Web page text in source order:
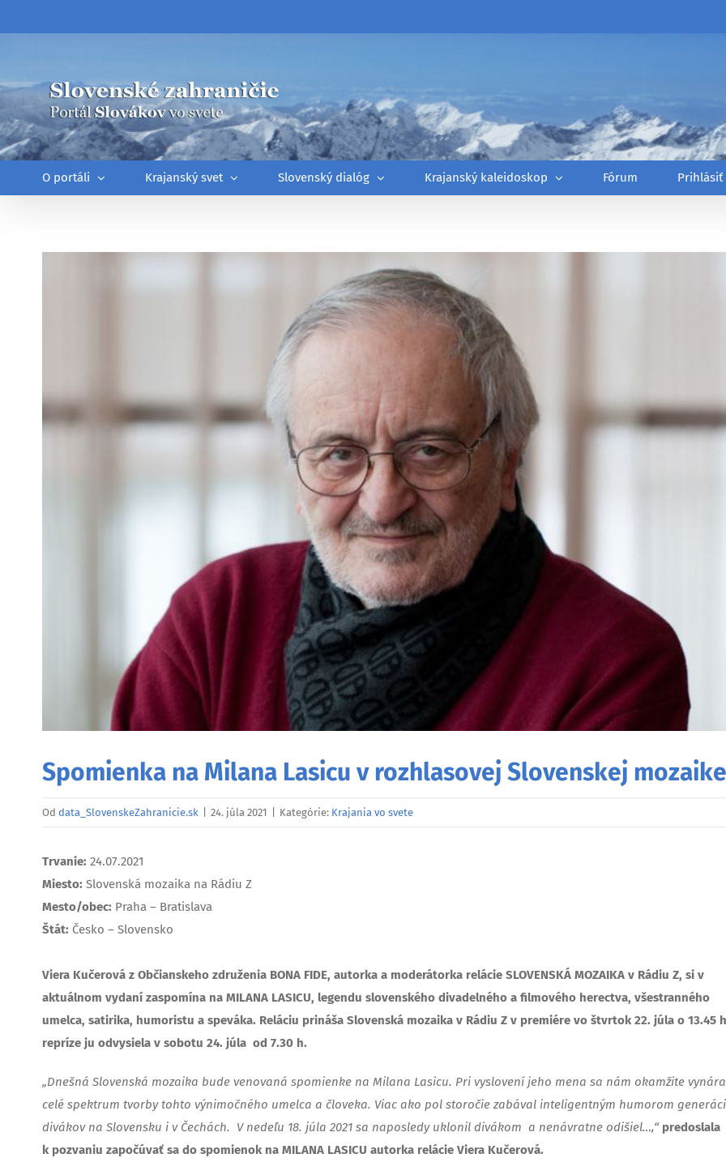
to
O portáli Krajanský svet Slovenský dialóg Krajanský kaleidoskop Fórum Prihlásiť
Spomienka na Milana Lasicu v rozhlasovej Slovenskej mozaike
Od data_SlovenskeZahranicie.sk 24. júla 2021 Kategórie: Krajania vo svete
Trvanie: 24.07.2021
Miesto: Slovenská mozaika na Rádiu Z
Mesto/obec: Praha – Bratislava
Štát: Česko – Slovensko
Viera Kučerová z Občianskeho združenia BONA FIDE, autorka a moderátorka relácie SLOVENSKÁ MOZAIKA v Rádiu Z, si v
aktuálnom vydaní zaspomína na MILANA LASICU, legendu slovenského divadelného a filmového herectva, všestranného
umelca, satirika, humoristu a speváka. Reláciu prináša Slovenská mozaika v Rádiu Z v premiére vo štvrtok 22. júla o 13.45
repríze ju odvysiela v sobotu 24. júla od 7.30 h.
„Dnešná Slovenská mozaika bude venovaná spomienke na Milana Lasicu. Pri vyslovení jeho mena sa nám okamžite vynára
celé spektrum tvorby tohto výnimočného umelca a človeka. Viac ako pol storočie zabával inteligentným humorom
divákov na Slovensku i v Čechách. V nedeľu 18. júla 2021 sa naposledy uklonil divákom a nenávratne odišiel…,“ predoslala
k pozvaniu započúvať sa do spomienok na MILANA LASICU autorka relácie Viera Kučerová.